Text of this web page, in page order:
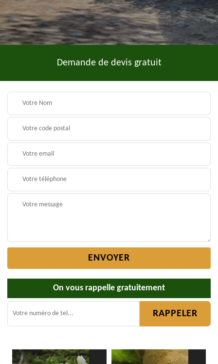
Demande de devis gratuit
On vous rappelle gratuitement